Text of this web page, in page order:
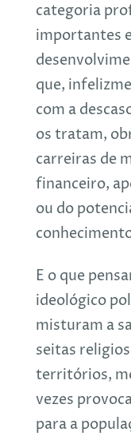
categoria
importantes
que,
com a
os tratam,
carreiras de
financeiro,
ou do
E o que
ideológico
misturam a
seitas
territórios,
vezes
para a